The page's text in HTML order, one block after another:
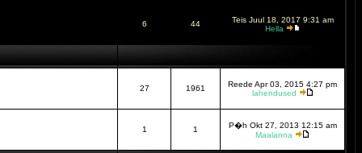
6 44
Teis Juul 18, 2017 9:31 am
Hella
27 1961
Reede Apr 03, 2015 4:27 pm
lahendused
1 1
P�h Okt 27, 2013 12:15 am
Maalanna